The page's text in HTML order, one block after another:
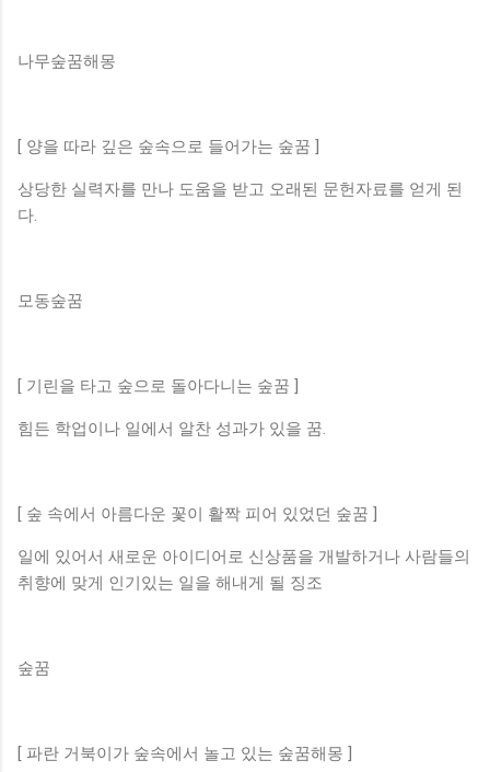
나무숲꿈해몽
[ 양을 따라 깊은 숲속으로 들어가는 숲꿈 ]
상당한 실력자를 만나 도움을 받고 오래된 문헌자료를 얻게 된
다.
모동숲꿈
[ 기린을 타고 숲으로 돌아다니는 숲꿈 ]
힘든 학업이나 일에서 알찬 성과가 있을 꿈.
[ 숲 속에서 아름다운 꽃이 활짝 피어 있었던 숲꿈 ]
일에 있어서 새로운 아이디어로 신상품을 개발하거나 사람들의
취향에 맞게 인기있는 일을 해내게 될 징조
숲꿈
[ 파란 거북이가 숲속에서 놀고 있는 숲꿈해몽 ]